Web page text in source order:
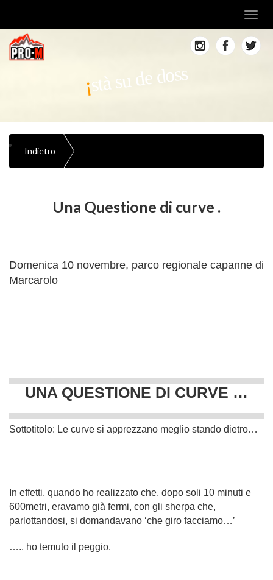
stà su de doss
Indietro
Una Questione di curve .
Domenica 10 novembre, parco regionale capanne di
Marcarolo
UNA QUESTIONE DI CURVE …
Sottotitolo: Le curve si apprezzano meglio stando dietro…
In effetti, quando ho realizzato che, dopo soli 10 minuti e
600metri, eravamo già fermi, con gli sherpa che,
parlottandosi, si domandavano ‘che giro facciamo…’
….. ho temuto il peggio.